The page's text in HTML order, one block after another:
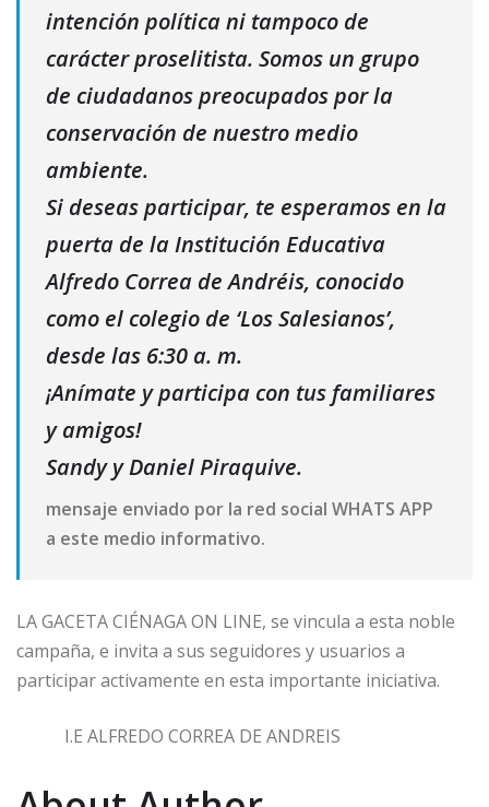
intención política ni tampoco de
carácter proselitista. Somos un grupo
de ciudadanos preocupados por la
conservación de nuestro medio
ambiente.
Si deseas participar, te esperamos en la
puerta de la Institución Educativa
Alfredo Correa de Andréis, conocido
como el colegio de ‘Los Salesianos’,
desde las 6:30 a. m.
¡Anímate y participa con tus familiares
y amigos!
Sandy y Daniel Piraquive.
mensaje enviado por la red social WHATS APP
a este medio informativo.
LA GACETA CIÉNAGA ON LINE, se vincula a esta noble
campaña, e invita a sus seguidores y usuarios a
participar activamente en esta importante iniciativa.
I.E ALFREDO CORREA DE ANDREIS